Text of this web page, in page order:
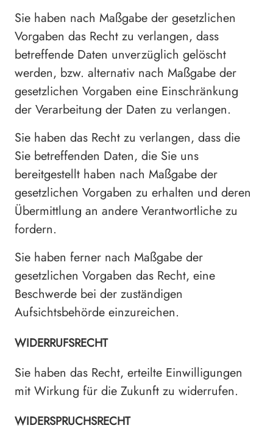
Sie haben nach Maßgabe der gesetzlichen
Vorgaben das Recht zu verlangen, dass
betreffende Daten unverzüglich gelöscht
werden, bzw. alternativ nach Maßgabe der
gesetzlichen Vorgaben eine Einschränkung
der Verarbeitung der Daten zu verlangen.
Sie haben das Recht zu verlangen, dass die
Sie betreffenden Daten, die Sie uns
bereitgestellt haben nach Maßgabe der
gesetzlichen Vorgaben zu erhalten und deren
Übermittlung an andere Verantwortliche zu
fordern.
Sie haben ferner nach Maßgabe der
gesetzlichen Vorgaben das Recht, eine
Beschwerde bei der zuständigen
Aufsichtsbehörde einzureichen.
WIDERRUFSRECHT
Sie haben das Recht, erteilte Einwilligungen
mit Wirkung für die Zukunft zu widerrufen.
WIDERSPRUCHSRECHT